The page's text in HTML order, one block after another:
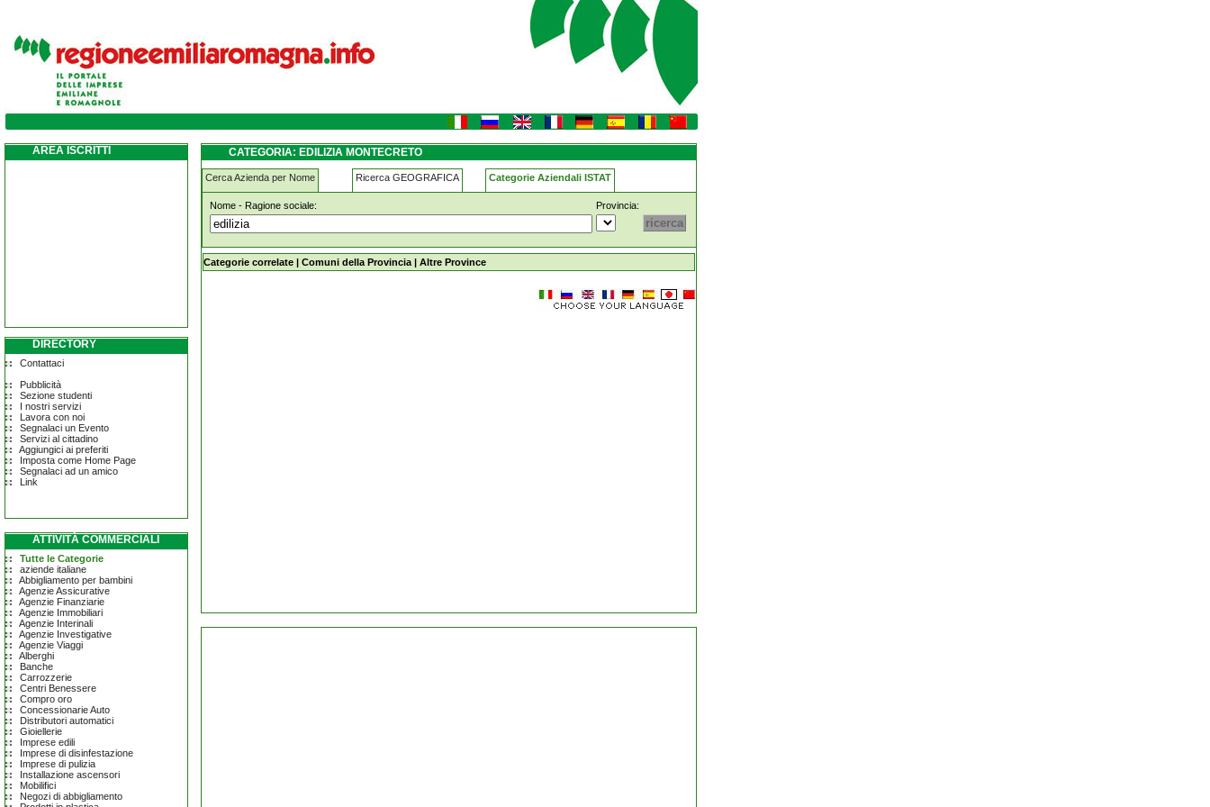
edilizia montecreto
AREA ISCRITTI
DIRECTORY
Contattaci
Pubblicità
Sezione studenti
I nostri servizi
Lavora con noi
Segnalaci un Evento
Servizi al cittadino
Aggiungici ai preferiti
Imposta come Home Page
Segnalaci ad un amico
Link
ATTIVITÀ COMMERCIALI
Tutte le Categorie
aziende italiane
Abbigliamento per bambini
Agenzie Assicurative
Agenzie Finanziarie
Agenzie Immobiliari
Agenzie Interinali
Agenzie Investigative
Agenzie Viaggi
Alberghi
Banche
Carrozzerie
Centri Benessere
Compro oro
Concessionarie Auto
Distributori automatici
Gioiellerie
Imprese edili
Imprese di disinfestazione
Imprese di pulizia
Installazione ascensori
Mobilifici
Negozi di abbigliamento
CATEGORIA: EDILIZIA MONTECRETO
Cerca Azienda per Nome Ricerca GEOGRAFICA Categorie Aziendali ISTAT
Nome - Ragione sociale: Provincia:
edilizia montecreto
Categorie correlate | Comuni della Provincia | Altre Province